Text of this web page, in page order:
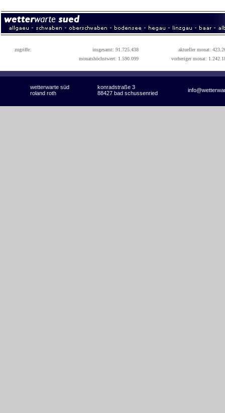
zugriffe: insgesamt: 91.725.438
aktueller monat:
monatshöchstwert: 1.590.099
vorheriger monat:
wetterwarte süd konradstraße 3
roland roth 88427 bad schussenried